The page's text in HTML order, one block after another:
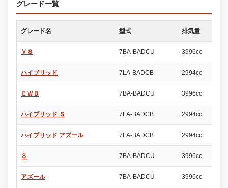
グレード一覧
グレード名 型式 排気量
Ｖ８ 7BA-BADCU 3996cc
ハイブリッド 7LA-BADCB 2994cc
ＥＷＢ 7BA-BADCU 3996cc
ハイブリッド Ｓ 7LA-BADCB 2994cc
ハイブリッド アズール 7LA-BADCB 2994cc
Ｓ 7BA-BADCU 3996cc
アズール 7BA-BADCU 3996cc